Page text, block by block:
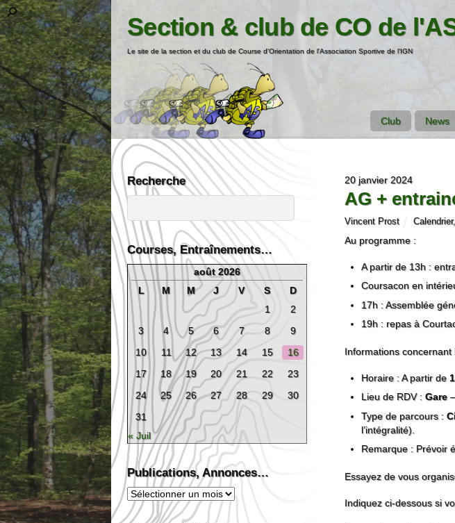
Section & club de CO de
Le site de la section et du club de Course d'Orientation de l'Association Sportive de l'IGN
Club News
20 janvier 2024
AG +
Vincent Prost Calendrier,
Au programme :
A partir de 13h :
Coursacon en
17h : Assemblée
19h : repas à
Informations concernant
Horaire : A partir de
Lieu de RDV : Gare
Type de parcours :
l’intégralité).
Remarque : Prévoir
Essayez de vous
Indiquez ci-dessous si
Recherche
Courses, Entraînements…
août 2026
L
M M J V S
D
1
2
3
4 5 6 7 8
9
10
11 12 13 14 15
16
17
18 19 20 21 22
23
24
25 26 27 28 29
30
31
« Juil
Publications, Annonces…
Publications,
Annonces…